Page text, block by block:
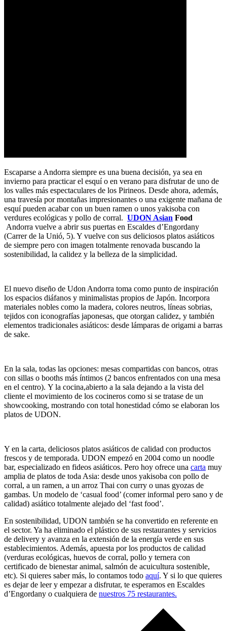
Escaparse a Andorra siempre es una buena decisión, ya sea en
invierno para practicar el esquí o en verano para disfrutar de uno de
los valles más espectaculares de los Pirineos. Desde ahora, además,
una travesía por montañas impresionantes o una exigente mañana de
esquí pueden acabar con un buen ramen o unos yakisoba con
verdures ecológicas y pollo de corral. UDON Asian Food
Andorra vuelve a abrir sus puertas en Escaldes d’Engordany
(Carrer de la Unió, 5). Y vuelve con sus deliciosos platos asiáticos
de siempre pero con imagen totalmente renovada buscando la
sostenibilidad, la calidez y la belleza de la simplicidad.
El nuevo diseño de Udon Andorra toma como punto de inspiración
los espacios diáfanos y minimalistas propios de Japón. Incorpora
materiales nobles como la madera, colores neutros, líneas sobrias,
tejidos con iconografías japonesas, que otorgan calidez, y también
elementos tradicionales asiáticos: desde lámparas de origami a barras
de sake.
En la sala, todas las opciones: mesas compartidas con bancos, otras
con sillas o booths más íntimos (2 bancos enfrentados con una mesa
en el centro). Y la cocina,abierto a la sala dejando a la vista del
cliente el movimiento de los cocineros como si se tratase de un
showcooking, mostrando con total honestidad cómo se elaboran los
platos de UDON.
Y en la carta, deliciosos platos asiáticos de calidad con productos
frescos y de temporada. UDON empezó en 2004 como un noodle
bar, especializado en fideos asiáticos. Pero hoy ofrece una carta muy
amplia de platos de toda Asia: desde unos yakisoba con pollo de
corral, a un ramen, a un arroz Thai con curry o unas gyozas de
gambas. Un modelo de ‘casual food’ (comer informal pero sano y de
calidad) asiático totalmente alejado del ‘fast food’.
En sostenibilidad, UDON también se ha convertido en referente en
el sector. Ya ha eliminado el plástico de sus restaurantes y servicios
de delivery y avanza en la extensión de la energía verde en sus
establecimientos. Además, apuesta por los productos de calidad
(verduras ecológicas, huevos de corral, pollo y ternera con
certificado de bienestar animal, salmón de acuicultura sostenible,
etc). Si quieres saber más, lo contamos todo aquí. Y si lo que quieres
es dejar de leer y empezar a disfrutar, te esperamos en Escaldes
d’Engordany o cualquiera de nuestros 75 restaurantes.